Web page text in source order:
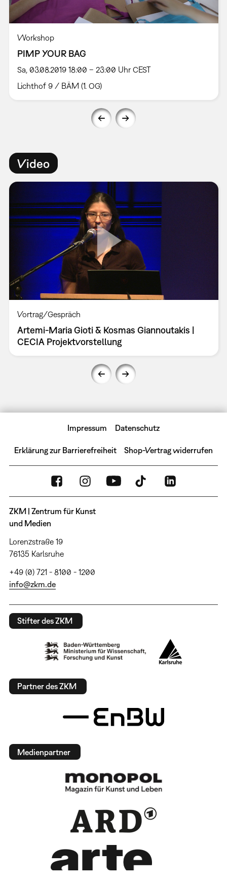
Workshop
PIMP YOUR BAG
Sa, 03.08.2019 18:00 – 23:00 Uhr CEST
Lichthof 9 / BÄM (1. OG)
Video
Vortrag/Gespräch
Artemi-Maria Gioti & Kosmas Giannoutakis |
CECIA Projektvorstellung
Impressum Datenschutz
Erklärung zur Barrierefreiheit Shop-Vertrag widerrufen
ZKM | Zentrum für Kunst
und Medien
Lorenzstraße 19
76135 Karlsruhe
+49 (0) 721 - 8100 - 1200
info@zkm.de
Stifter des ZKM
Partner des ZKM
Medienpartner